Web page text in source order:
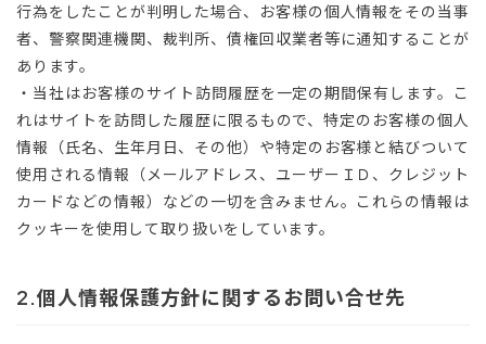
行為をしたことが判明した場合、お客様の個人情報をその当事
者、警察関連機関、裁判所、債権回収業者等に通知することが
あります。
・当社はお客様のサイト訪問履歴を一定の期間保有します。こ
れはサイトを訪問した履歴に限るもので、特定のお客様の個人
情報（氏名、生年月日、その他）や特定のお客様と結びついて
使用される情報（メールアドレス、ユーザーＩＤ、クレジット
カードなどの情報）などの一切を含みません。これらの情報は
クッキーを使用して取り扱いをしています。
個人情報保護方針に関するお問い合せ先